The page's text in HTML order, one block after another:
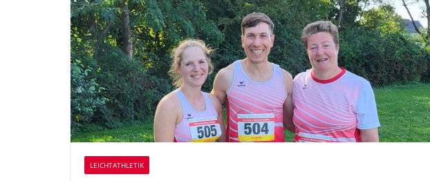
LEICHTATHLETIK